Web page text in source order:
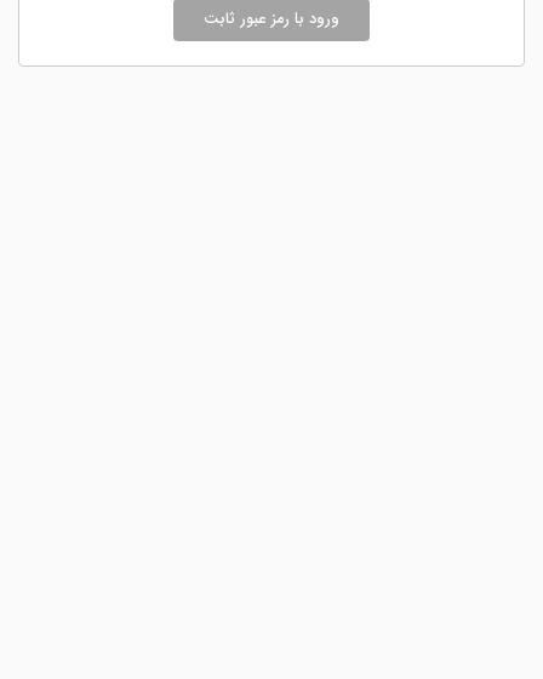
ورود با رمز عبور ثابت